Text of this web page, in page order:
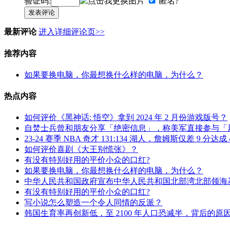
发表评论
最新评论 进入详细评论页>>
推荐内容
如果要换电脑，你最想换什么样的电脑，为什么？
热点内容
如何评价《黑神话: 悟空》拿到 2024 年 2 月份游戏版号？
自焚士兵曾和朋友分享「绝密信息」，称美军直接参与
23-24 赛季 NBA 奇才 131:134 湖人，詹姆斯仅差 9 分达
如何评价喜剧《大王别慌张》？
有没有特别好用的平价小众的口红?
如果要换电脑，你最想换什么样的电脑，为什么？
中华人民共和国政府宣布中华人民共和国北部湾北部领海
有没有特别好用的平价小众的口红?
写小说怎么塑造一个令人同情的反派？
韩国生育率再创新低，至 2100 年人口恐减半，背后的原